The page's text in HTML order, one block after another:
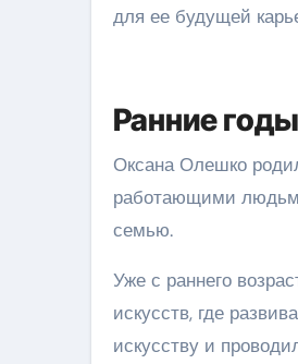
для ее будущей
Ранние годы
Оксана Олешко
работающими
семью.
Уже с раннего
искусств, где
искусству и